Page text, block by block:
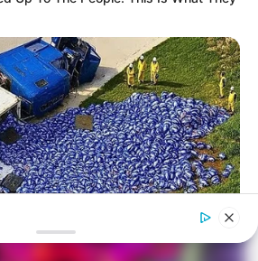
especializados com
digital